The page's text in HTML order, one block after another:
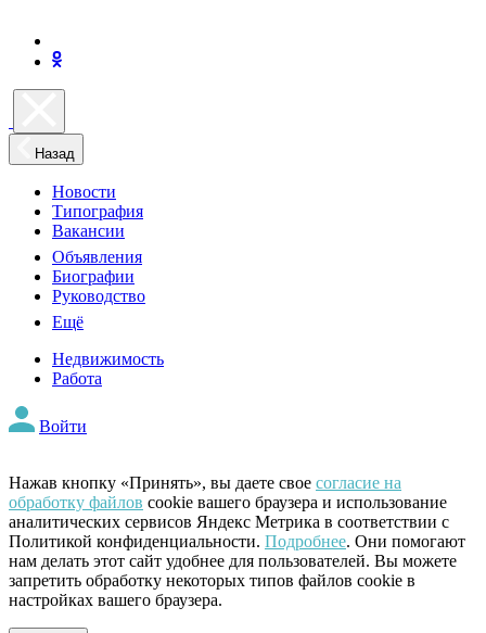
Назад
Новости
Типография
Вакансии
Объявления
Биографии
Руководство
Ещё
Недвижимость
Работа
Войти
Нажав кнопку «Принять», вы даете свое согласие на
обработку файлов cookie вашего браузера и использование
аналитических сервисов Яндекс Метрика в соответствии с
Политикой конфиденциальности. Подробнее. Они помогают
нам делать этот сайт удобнее для пользователей. Вы можете
запретить обработку некоторых типов файлов cookie в
настройках вашего браузера.